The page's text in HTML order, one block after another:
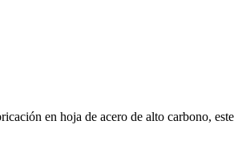
en hoja de acero de alto carbono,